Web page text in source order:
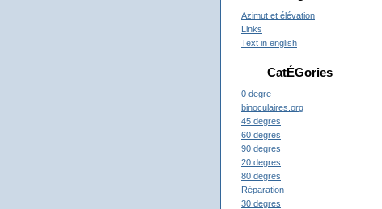
Azimut et élévation
Links
Text in english
CatÉGories
0 degre
binoculaires.org
45 degres
60 degres
90 degres
20 degres
80 degres
Réparation
30 degres